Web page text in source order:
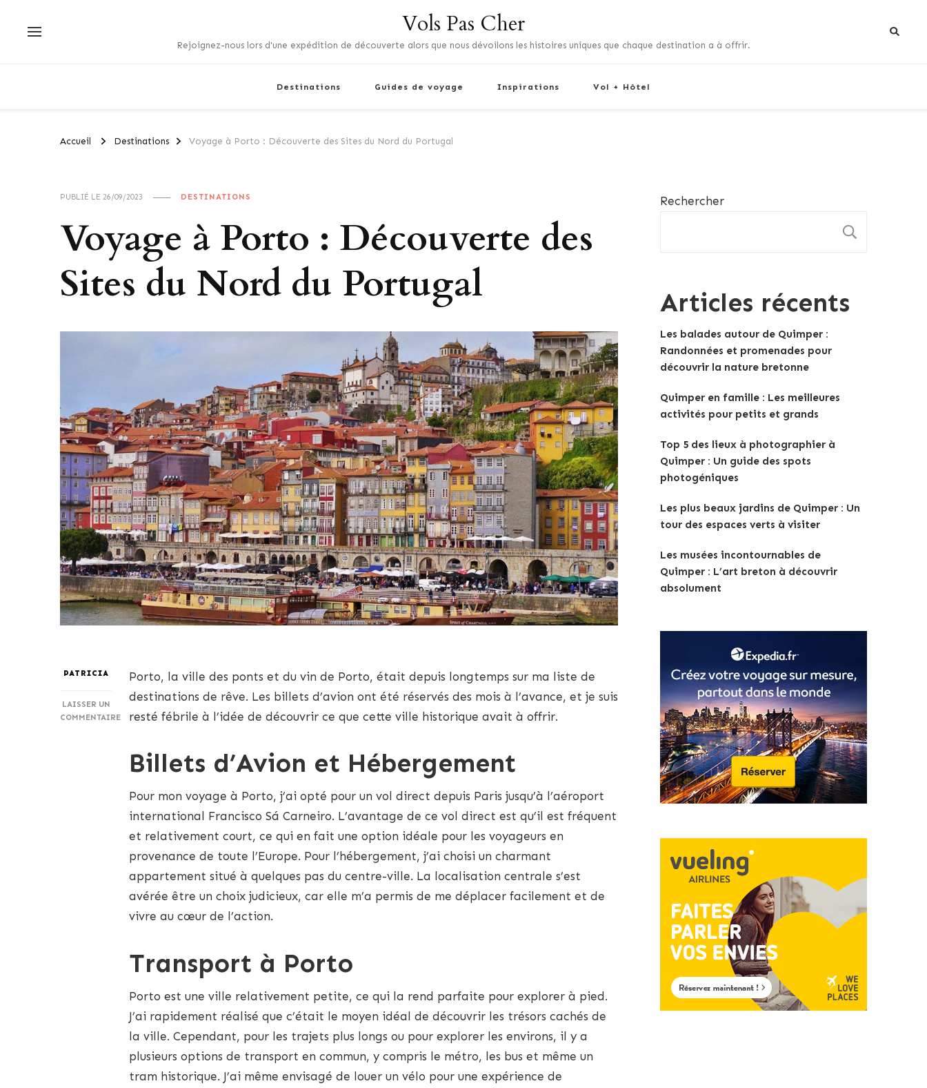
Vols Pas Cher
Rejoignez-nous lors d'une expédition de découverte alors que nous dévoilons les histoires uniques que chaque destination a à offrir.
Destinations Guides de voyage Inspirations Vol + Hôtel
Accueil Destinations Voyage à Porto : Découverte des Sites du Nord du Portugal
PUBLIÉ LE 26/09/2023 DESTINATIONS
Voyage à Porto : Découverte des
Sites du Nord du Portugal
PATRICIA
LAISSER UN
COMMENTAIRE
DÉCOUVERTE
Porto, la ville des ponts et du vin de Porto, était depuis longtemps sur ma liste de
destinations de rêve. Les billets d’avion ont été réservés des mois à l’avance, et je suis
resté fébrile à l’idée de découvrir ce que cette ville historique avait à offrir.
Billets d’Avion et Hébergement
Pour mon voyage à Porto, j’ai opté pour un vol direct depuis Paris jusqu’à l’aéroport
international Francisco Sá Carneiro. L’avantage de ce vol direct est qu’il est fréquent
et relativement court, ce qui en fait une option idéale pour les voyageurs en
provenance de toute l’Europe. Pour l’hébergement, j’ai choisi un charmant
appartement situé à quelques pas du centre-ville. La localisation centrale s’est
avérée être un choix judicieux, car elle m’a permis de me déplacer facilement et de
vivre au cœur de l’action.
Transport à Porto
Porto est une ville relativement petite, ce qui la rend parfaite pour explorer à pied.
J’ai rapidement réalisé que c’était le moyen idéal de découvrir les trésors cachés de
la ville. Cependant, pour les trajets plus longs ou pour explorer les environs, il y a
plusieurs options de transport en commun, y compris le métro, les bus et même un
tram historique. J’ai même envisagé de louer un vélo pour une expérience de
Rechercher
Articles récents
Les balades autour de Quimper :
Randonnées et promenades pour
découvrir la nature bretonne
Quimper en famille : Les meilleures
activités pour petits et grands
Top 5 des lieux à photographier à
Quimper : Un guide des spots
photogéniques
Les plus beaux jardins de Quimper : Un
tour des espaces verts à visiter
Les musées incontournables de
Quimper : L’art breton à découvrir
absolument